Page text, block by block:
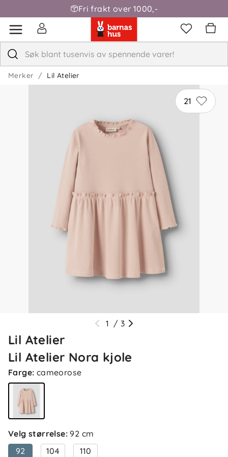
Fri frakt over 1000,-
Merker Lil Atelier
21
1 / 3
Lil Atelier
Lil Atelier Nora kjole
Farge: cameorose
Velg størrelse:92 cm
92
104
110